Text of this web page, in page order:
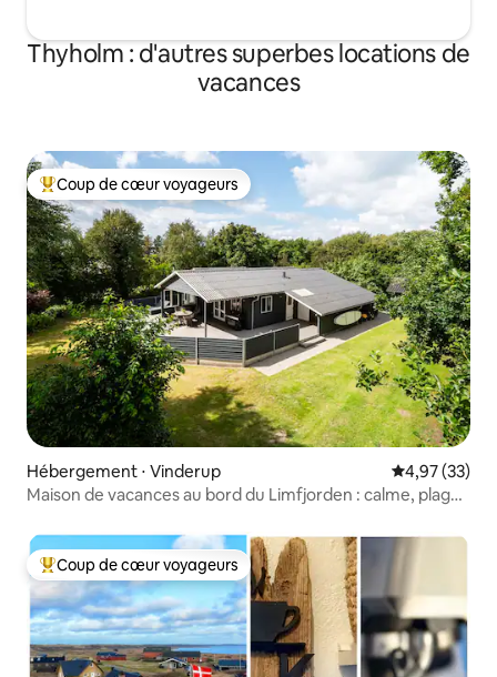
Thyholm : d'autres superbes locations de
vacances
Coups de cœur voyageurs les plus appréciés
Coup de cœur voyageurs
Hébergement ⋅ Vinderup Évaluation
4,97 (33)
Maison de vacances au bord du Limfjorden : calme, plage
Coups de cœur voyageurs les plus appréciés
Coup de cœur voyageurs